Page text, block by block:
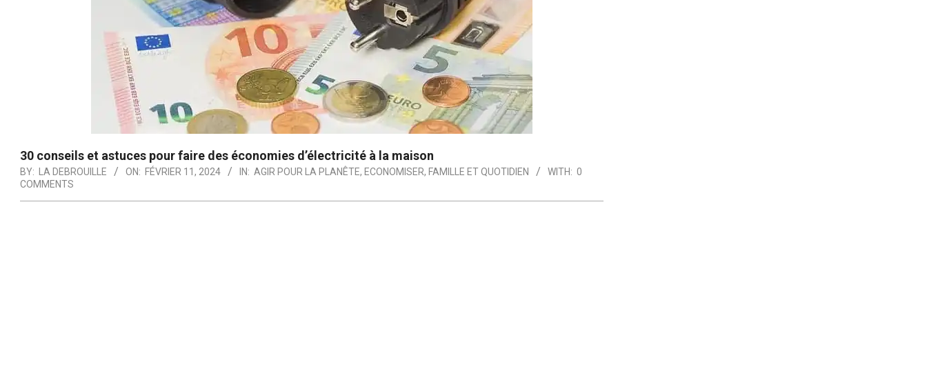
30 conseils et astuces pour faire des économies d’électricité à la maison
BY: LA DEBROUILLE ON: FÉVRIER 11, 2024 IN: AGIR POUR LA PLANÊTE, ECONOMISER, FAMILLE ET QUOTIDIEN WITH: 0
COMMENTS